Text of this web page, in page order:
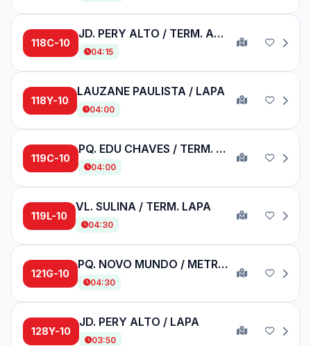
118C-10
JD. PERY ALTO / TERM. AMARAL GURGEL
04:15
118Y-10
LAUZANE PAULISTA / LAPA
04:00
119C-10
PQ. EDU CHAVES / TERM. PRINC. ISABEL
04:00
119L-10
VL. SULINA / TERM. LAPA
04:30
121G-10
PQ. NOVO MUNDO / METRÔ TUCURUVI
04:30
128Y-10
JD. PERY ALTO / LAPA
03:50